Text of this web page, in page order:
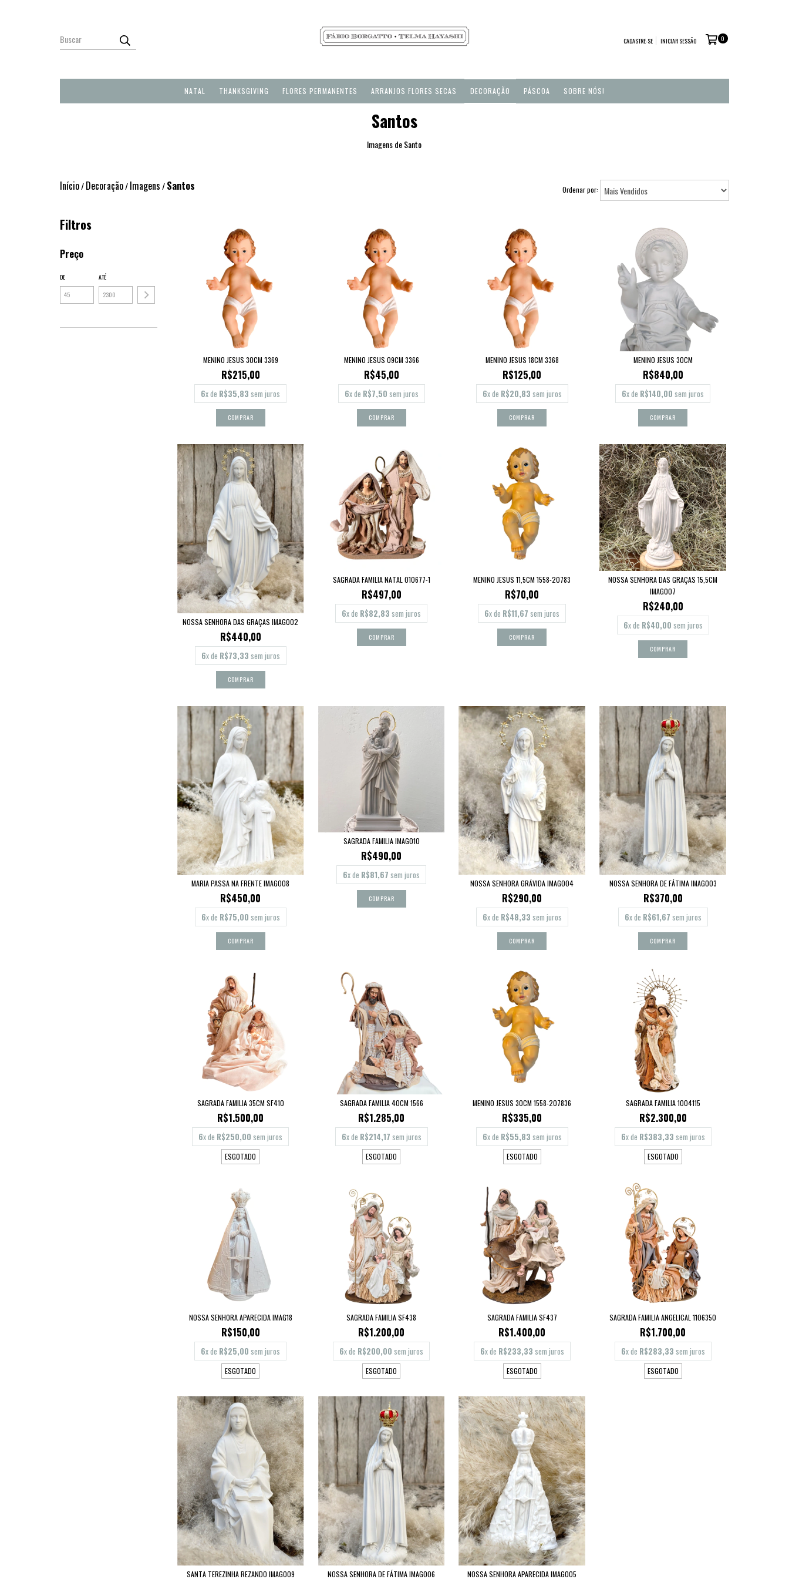
CADASTRE-SE INICIAR SESSÃO 0
NATAL THANKSGIVING FLORES PERMANENTES ARRANJOS FLORES SECAS DECORAÇÃO PÁSCOA SOBRE NÓS!
Santos
Imagens de Santo
Início/Decoração/Imagens/Santos Ordenar por:
Filtros
Preço
DE ATÉ
MENINO JESUS 30CM 3369
R$215,00
6x de R$35,83 sem juros
MENINO JESUS 09CM 3366
R$45,00
6x de R$7,50 sem juros
MENINO JESUS 18CM 3368
R$125,00
6x de R$20,83 sem juros
MENINO JESUS 30CM
R$840,00
6x de R$140,00 sem juros
NOSSA SENHORA DAS GRAÇAS IMAG002
R$440,00
6x de R$73,33 sem juros
SAGRADA FAMILIA NATAL 010677-1
R$497,00
6x de R$82,83 sem juros
MENINO JESUS 11,5CM 1558-20783
R$70,00
6x de R$11,67 sem juros
NOSSA SENHORA DAS GRAÇAS 15,5CM
IMAG007
R$240,00
6x de R$40,00 sem juros
MARIA PASSA NA FRENTE IMAG008
R$450,00
6x de R$75,00 sem juros
SAGRADA FAMILIA IMAG010
R$490,00
6x de R$81,67 sem juros
NOSSA SENHORA GRÁVIDA IMAG004
R$290,00
6x de R$48,33 sem juros
NOSSA SENHORA DE FÁTIMA IMAG003
R$370,00
6x de R$61,67 sem juros
SAGRADA FAMILIA 35CM SF410
R$1.500,00
6x de R$250,00 sem juros
ESGOTADO
SAGRADA FAMILIA 40CM 1566
R$1.285,00
6x de R$214,17 sem juros
ESGOTADO
MENINO JESUS 30CM 1558-207836
R$335,00
6x de R$55,83 sem juros
ESGOTADO
SAGRADA FAMILIA 1004115
R$2.300,00
6x de R$383,33 sem juros
ESGOTADO
NOSSA SENHORA APARECIDA IMAG18
R$150,00
6x de R$25,00 sem juros
ESGOTADO
SAGRADA FAMILIA SF438
R$1.200,00
6x de R$200,00 sem juros
ESGOTADO
SAGRADA FAMILIA SF437
R$1.400,00
6x de R$233,33 sem juros
ESGOTADO
SAGRADA FAMILIA ANGELICAL 1106350
R$1.700,00
6x de R$283,33 sem juros
ESGOTADO
SANTA TEREZINHA REZANDO IMAG009 NOSSA SENHORA DE FÁTIMA IMAG006 NOSSA SENHORA APARECIDA IMAG005